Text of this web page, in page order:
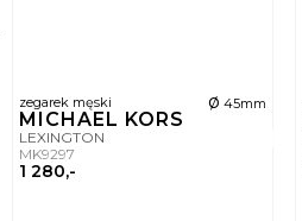
zegarek męski ø 45mm
MICHAEL KORS
LEXINGTON
MK9297
1 280,-